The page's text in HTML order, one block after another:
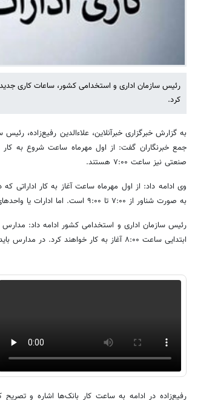
رئیس سازمان اداری و استخدامی کشور، ساعات کاری جدید
کرد.
به گزارش‌ خبرگزاری خبرآنلاین، علاء‌الدین رفیع‌زاده،
صنعتی نیز ساعت ۷:۰۰ هستند.
وی ادامه داد: از اول مهرماه ساعت آغاز به کار اداراتی
به صورت شناور از ۷:۰۰ تا ۹:۰۰ است. اما ادارات یا واحدهای استانی ساعت ۷:۰۰ آغاز به کار خواهند کرد.
ابتدایی ساعت ۸:۰۰ آغاز به کار خواهند کرد. در مدارس باید ۳۰ دقیقه قبل از شروع به کار خود باز باشد.